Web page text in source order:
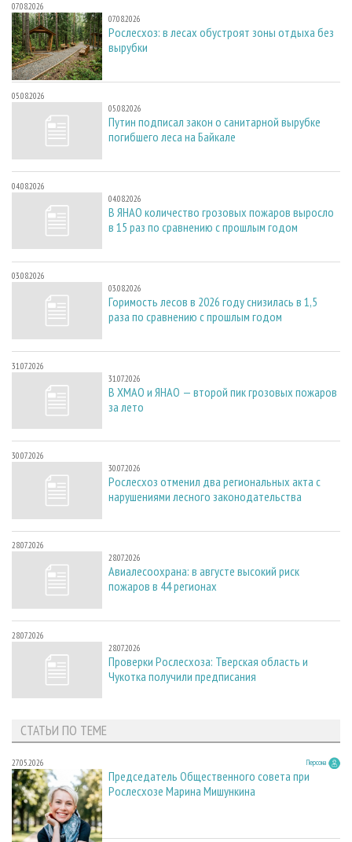
07.08.2026
07.08.2026
Рослесхоз: в лесах обустроят зоны отдыха без
вырубки
05.08.2026
05.08.2026
Путин подписал закон о санитарной вырубке
погибшего леса на Байкале
04.08.2026
04.08.2026
В ЯНАО количество грозовых пожаров выросло
в 15 раз по сравнению с прошлым годом
03.08.2026
03.08.2026
Горимость лесов в 2026 году снизилась в 1,5
раза по сравнению с прошлым годом
31.07.2026
31.07.2026
В ХМАО и ЯНАО — второй пик грозовых пожаров
за лето
30.07.2026
30.07.2026
Рослесхоз отменил два региональных акта с
нарушениями лесного законодательства
28.07.2026
28.07.2026
Авиалесоохрана: в августе высокий риск
пожаров в 44 регионах
28.07.2026
28.07.2026
Проверки Рослесхоза: Тверская область и
Чукотка получили предписания
СТАТЬИ ПО ТЕМЕ
27.05.2026 Персона
Председатель Общественного совета при
Рослесхозе Марина Мишункина